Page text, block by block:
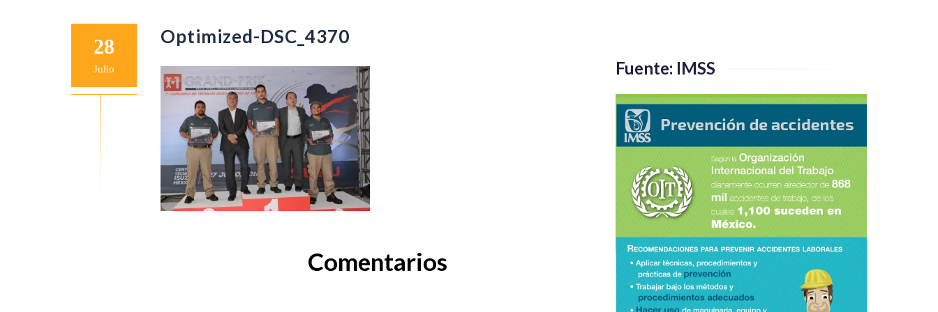
28
Julio
Optimized-DSC_4370
Comentarios
Fuente: IMSS